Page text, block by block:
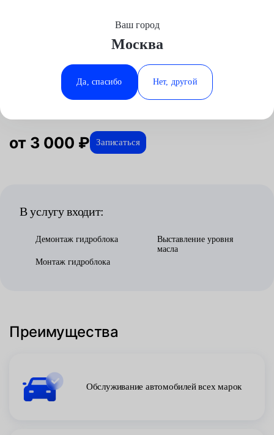
Минеральные Воды
Ростов-на-Дону
Ставрополь
Ваш город
Москва
Да, спасибо Нет, другой
ОтзывыАвтосервис
Замена гидроблока в Москве
от 3 000 ₽ Записаться
В услугу входит:
Демонтаж гидроблока
Монтаж гидроблока
Выставление уровня
масла
Преимущества
Обслуживание автомобилей всех марок